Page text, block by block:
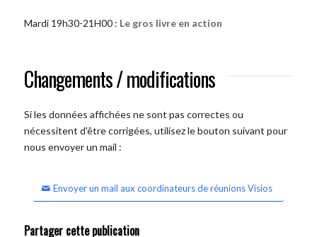
Mardi 19h30-21H00 : Le gros livre en action
Changements / modifications
Si les données affichées ne sont pas correctes ou
nécessitent d'être corrigées, utilisez le bouton suivant pour
nous envoyer un mail :
Envoyer un mail aux coordinateurs de réunions Visios
Partager cette publication